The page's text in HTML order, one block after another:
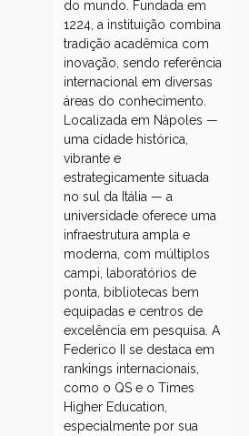
do mundo. Fundada em
1224, a instituição combina
tradição acadêmica com
inovação, sendo referência
internacional em diversas
áreas do conhecimento.
Localizada em Nápoles —
uma cidade histórica,
vibrante e
estrategicamente situada
no sul da Itália — a
universidade oferece uma
infraestrutura ampla e
moderna, com múltiplos
campi, laboratórios de
ponta, bibliotecas bem
equipadas e centros de
excelência em pesquisa. A
Federico II se destaca em
rankings internacionais,
como o QS e o Times
Higher Education,
especialmente por sua